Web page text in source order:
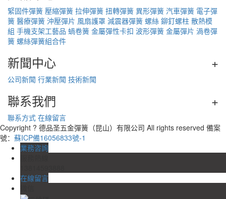
緊固件彈簧 壓縮彈簧 拉伸彈簧 扭轉彈簧 異形彈簧 汽車彈簧 電子彈
簧 醫療彈簧 沖壓彈片 風扇護罩 減震器彈簧 螺絲 鉚釘螺柱 散熱模
組 手機支架工藝品 蝸卷簧 金屬彈性卡扣 波形彈簧 金屬彈片 渦卷彈
簧 螺絲彈簧組合件
新聞中心 +
公司新聞 行業新聞 技術新聞
聯系我們 +
聯系方式 在線留言
Copyright ? 德品圣五金彈簧（昆山）有限公司 All rights reserved 備案
號： 蘇ICP備16056833號-1
業務咨詢
在線留言